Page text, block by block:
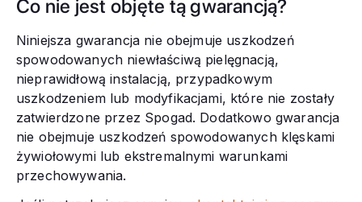
Co nie jest objęte tą gwarancją?
Niniejsza gwarancja nie obejmuje uszkodzeń
spowodowanych niewłaściwą pielęgnacją,
nieprawidłową instalacją, przypadkowym
uszkodzeniem lub modyfikacjami, które nie zostały
zatwierdzone przez Spogad. Dodatkowo gwarancja
nie obejmuje uszkodzeń spowodowanych klęskami
żywiołowymi lub ekstremalnymi warunkami
przechowywania.